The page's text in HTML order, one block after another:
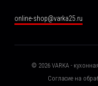
online-shop@varka25.ru
© 2026VARKA -
Согласие на